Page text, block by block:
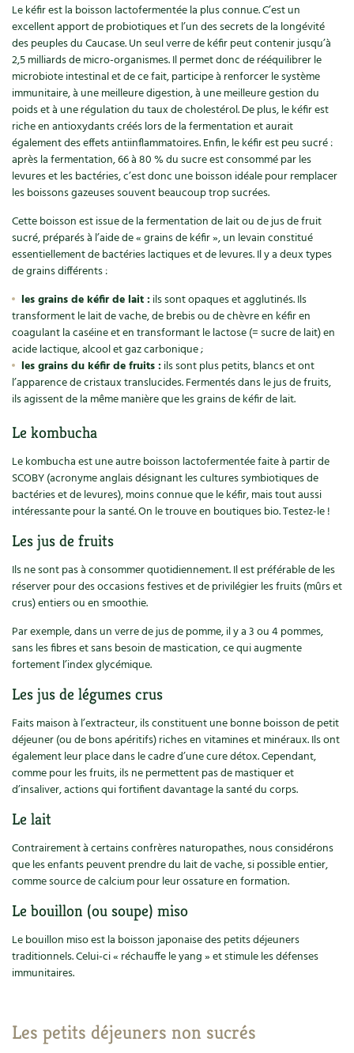
Le kéfir est la boisson lactofermentée la plus connue. C’est un
excellent apport de probiotiques et l’un des secrets de la longévité
des peuples du Caucase. Un seul verre de kéfir peut contenir jusqu’à
2,5 milliards de micro-organismes. Il permet donc de rééquilibrer le
microbiote intestinal et de ce fait, participe à renforcer le système
immunitaire, à une meilleure digestion, à une meilleure gestion du
poids et à une régulation du taux de cholestérol. De plus, le kéfir est
riche en antioxydants créés lors de la fermentation et aurait
également des effets antiinflammatoires. Enfin, le kéfir est peu sucré :
après la fermentation, 66 à 80 % du sucre est consommé par les
levures et les bactéries, c’est donc une boisson idéale pour remplacer
les boissons gazeuses souvent beaucoup trop sucrées.
Cette boisson est issue de la fermentation de lait ou de jus de fruit
sucré, préparés à l’aide de « grains de kéfir », un levain constitué
essentiellement de bactéries lactiques et de levures. Il y a deux types
de grains différents :
les grains de kéfir de lait :ils sont opaques et agglutinés. Ils
transforment le lait de vache, de brebis ou de chèvre en kéfir en
coagulant la caséine et en transformant le lactose (= sucre de lait) en
acide lactique, alcool et gaz carbonique ;
les grains du kéfir de fruits :ils sont plus petits, blancs et ont
l’apparence de cristaux translucides. Fermentés dans le jus de fruits,
ils agissent de la même manière que les grains de kéfir de lait.
Le kombucha
Le kombucha est une autre boisson lactofermentée faite à partir de
SCOBY (acronyme anglais désignant les cultures symbiotiques de
bactéries et de levures), moins connue que le kéfir, mais tout aussi
intéressante pour la santé. On le trouve en boutiques bio. Testez-le !
Les jus de fruits
Ils ne sont pas à consommer quotidiennement. Il est préférable de les
réserver pour des occasions festives et de privilégier les fruits (mûrs et
crus) entiers ou en smoothie.
Par exemple, dans un verre de jus de pomme, il y a 3 ou 4 pommes,
sans les fibres et sans besoin de mastication, ce qui augmente
fortement l’index glycémique.
Les jus de légumes crus
Faits maison à l’extracteur, ils constituent une bonne boisson de petit
déjeuner (ou de bons apéritifs) riches en vitamines et minéraux. Ils ont
également leur place dans le cadre d’une cure détox. Cependant,
comme pour les fruits, ils ne permettent pas de mastiquer et
d’insaliver, actions qui fortifient davantage la santé du corps.
Le lait
Contrairement à certains confrères naturopathes, nous considérons
que les enfants peuvent prendre du lait de vache, si possible entier,
comme source de calcium pour leur ossature en formation.
Le bouillon (ou soupe) miso
Le bouillon miso est la boisson japonaise des petits déjeuners
traditionnels. Celui-ci « réchauffe le yang » et stimule les défenses
immunitaires.
Les petits déjeuners non sucrés